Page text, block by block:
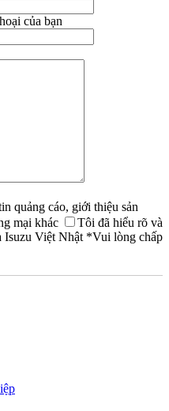
của bạn
quảng cáo, giới thiệu sản
mại khác
Tôi đã hiểu rõ và
Isuzu Việt Nhật *Vui lòng chấp